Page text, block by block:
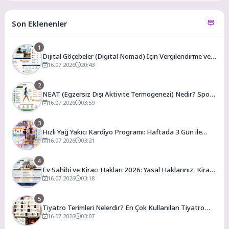
Son Eklenenler
1
Dijital Göçebeler (Digital Nomad) İçin Vergilendirme ve
En Uygun Vergili Ülkeler
16.07.2026 20:43
2
NEAT (Egzersiz Dışı Aktivite Termogenezi) Nedir? Spor
Salonuna Gitmeden Günlük Kalori Yakımınızı Artırmanın
16.07.2026 03:59
3
Hızlı Yağ Yakıcı Kardiyo Programı: Haftada 3 Gün ile
Evde Forma Girme Formülü
16.07.2026 03:21
4
Ev Sahibi ve Kiracı Hakları 2026: Yasal Haklarınız, Kira
Artış Sınırları ve Bilmeniz Gerekenler
16.07.2026 03:18
5
Tiyatro Terimleri Nelerdir? En Çok Kullanılan Tiyatro
Kavramları ve Anlamları
16.07.2026 03:07